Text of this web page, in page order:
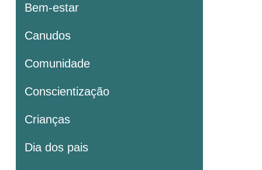
Bem-estar
Canudos
Comunidade
Conscientização
Crianças
Dia dos pais